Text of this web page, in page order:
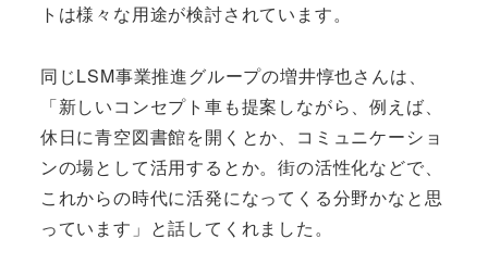
トは様々な用途が検討されています。
同じLSM事業推進グループの増井惇也さんは、
「新しいコンセプト車も提案しながら、例えば、
休日に青空図書館を開くとか、コミュニケーショ
ンの場として活用するとか。街の活性化などで、
これからの時代に活発になってくる分野かなと思
っています」と話してくれました。